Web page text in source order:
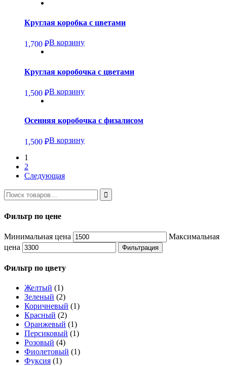
Круглая коробка с цветами
1,700 ₽В корзину
Круглая коробочка с цветами
1,500 ₽В корзину
Осенняя коробочка с физалисом
1,500 ₽В корзину
1
2
Следующая
Фильтр по цене
Минимальная цена
Максимальная
цена
Фильтрация
Фильтр по цвету
Желтый (1)
Зеленый (2)
Коричневый (1)
Красный (2)
Оранжевый (1)
Персиковый (1)
Розовый (4)
Фиолетовый (1)
Фуксия (1)